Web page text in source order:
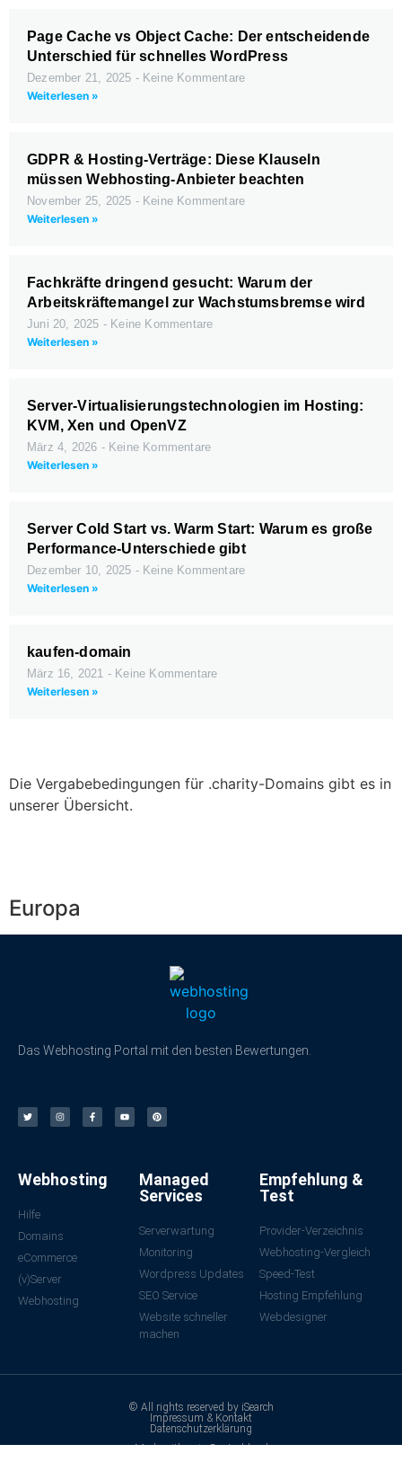
Page Cache vs Object Cache: Der entscheidende
Unterschied für schnelles WordPress
Dezember 21, 2025 Keine Kommentare
Weiterlesen »
GDPR & Hosting-Verträge: Diese Klauseln
müssen Webhosting-Anbieter beachten
November 25, 2025 Keine Kommentare
Weiterlesen »
Fachkräfte dringend gesucht: Warum der
Arbeitskräftemangel zur Wachstumsbremse wird
Juni 20, 2025
Keine Kommentare
Weiterlesen »
Server-Virtualisierungstechnologien im Hosting:
KVM, Xen und OpenVZ
März 4, 2026 Keine Kommentare
Weiterlesen »
Server Cold Start vs. Warm Start: Warum es große
Performance-Unterschiede gibt
Dezember 10, 2025 Keine Kommentare
Weiterlesen »
kaufen-domain
März 16, 2021
Keine Kommentare
Weiterlesen »
Die Vergabebedingungen für .charity-Domains gibt es in
unserer Übersicht.
Europa
Das Webhosting Portal mit den besten Bewertungen.
Webhosting
Hilfe
Domains
eCommerce
(v)Server
Webhosting
Managed
Services
Serverwartung
Monitoring
Wordpress Updates
SEO Service
Website schneller
machen
Empfehlung &
Test
Provider-Verzeichnis
Webhosting-Vergleich
Speed-Test
Hosting Empfehlung
Webdesigner
© All rights reserved by iSearch
Impressum & Kontakt
Datenschutzerklärung
Made with ❤ in Deutschland